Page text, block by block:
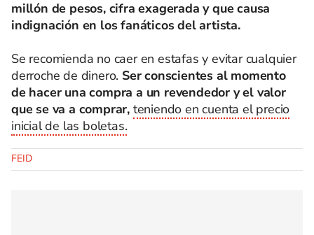
millón de pesos, cifra exagerada y que causa
indignación en los fanáticos del artista.
Se recomienda no caer en estafas y evitar cualquier
derroche de dinero. Ser conscientes al momento
de hacer una compra a un revendedor y el valor
que se va a comprar, teniendo en cuenta el precio
inicial de las boletas.
FEID